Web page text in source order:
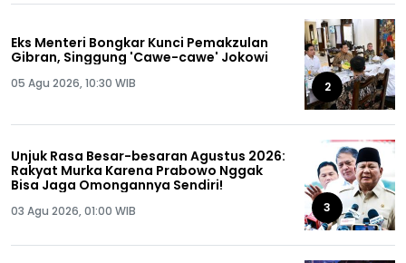
Eks Menteri Bongkar Kunci Pemakzulan
Gibran, Singgung 'Cawe-cawe' Jokowi
05 Agu 2026, 10:30 WIB 2
Unjuk Rasa Besar-besaran Agustus 2026:
Rakyat Murka Karena Prabowo Nggak
Bisa Jaga Omongannya Sendiri!
03 Agu 2026, 01:00 WIB 3